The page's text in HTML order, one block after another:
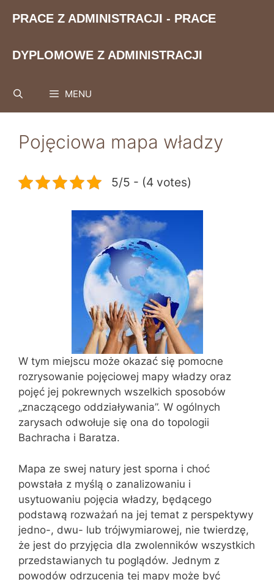
PRACE Z ADMINISTRACJI - PRACE
DYPLOMOWE Z ADMINISTRACJI
MENU
Pojęciowa mapa władzy
5/5 - (4 votes)
W tym miejscu może okazać się pomocne
rozrysowanie pojęciowej mapy władzy oraz
pojęć jej pokrewnych wszelkich sposobów
„znaczącego oddziaływania”. W ogólnych
zarysach odwołuje się ona do topologii
Bachracha i Baratza.
Mapa ze swej natury jest sporna i choć
powstała z myślą o zanalizowaniu i
usytuowaniu pojęcia władzy, będącego
podstawą rozważań na jej temat z perspektywy
jedno-, dwu- lub trójwymiarowej, nie twierdzę,
że jest do przyjęcia dla zwolenników wszystkich
przedstawianych tu poglądów. Jednym z
powodów odrzucenia tej mapy może być